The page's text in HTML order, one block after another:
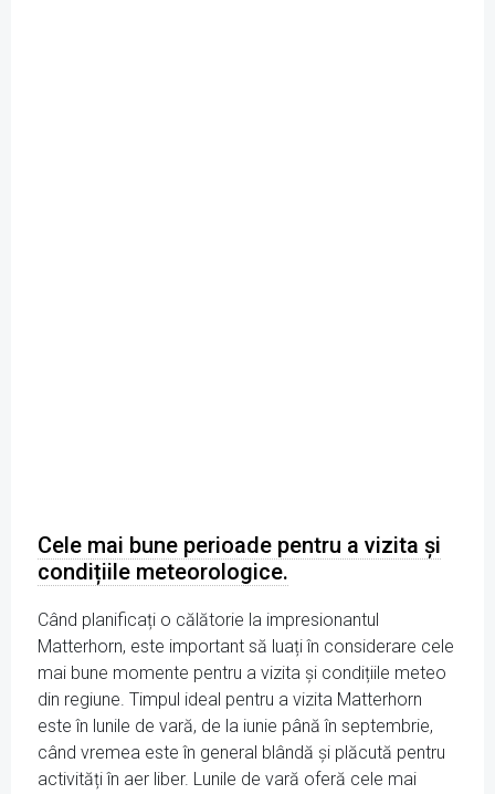
Cele mai bune perioade pentru a vizita și
condițiile meteorologice.
Când planificați o călătorie la impresionantul
Matterhorn, este important să luați în considerare cele
mai bune momente pentru a vizita și condițiile meteo
din regiune. Timpul ideal pentru a vizita Matterhorn
este în lunile de vară, de la iunie până în septembrie,
când vremea este în general blândă și plăcută pentru
activități în aer liber. Lunile de vară oferă cele mai